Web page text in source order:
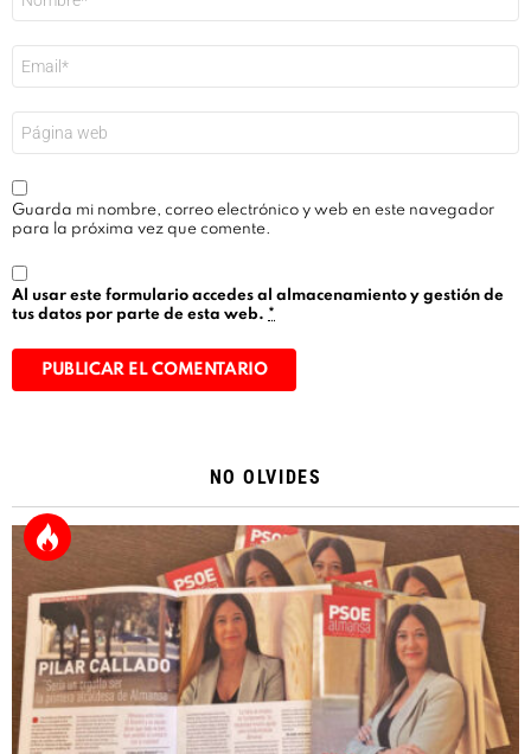
electrónico
*
Guarda mi nombre, correo electrónico y web en este navegador
para la próxima vez que comente.
Al usar este formulario accedes al almacenamiento y gestión de
tus datos por parte de esta web. *
NO OLVIDES